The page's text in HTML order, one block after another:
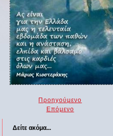
Προηγούμενο
Επόμενο
Δείτε ακόμα...